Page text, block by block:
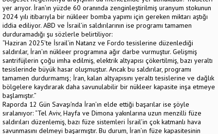
yer arıyor. İran’ın yüzde 60 oranında zenginleştirilmiş uranyum stokunun
2024 yılı itibarıyla bir nükleer bomba yapımı için gereken miktarı aştığı
iddia ediliyor. ABD ve İsrail’in saldırılarının ise programı tamamen
durduramadığı şu sözlerle belirtiliyor:
“Haziran 2025’te İsrail’in Natanz ve Fordo tesislerine düzenlediği
saldırılar, İran’ın nükleer programına ağır darbe vurmuştur. Gelişmiş
santrifüjlerin çoğu imha edilmiş, elektrik altyapısı çökertilmiş, bazı yeraltı
tesislerinde büyük hasar oluşmuştur. Ancak bu saldırılar, programı
tamamen durdurmamış; İran, kalan altyapısını yeraltı tesislerine ve dağlık
bölgelere kaydırarak daha savunulabilir bir nükleer kapasite inşa etmeye
başlamıştır.”
Raporda 12 Gün Savaşı’nda İran’ın elde ettiği başarılar ise şöyle
sıralanıyor: “Tel Aviv, Hayfa ve Dimona yakınlarına uzun menzilli füze
saldırıları düzenlemiş, bazı füze sistemleri İsrail’in çok katmanlı hava
savunmasını delmeyi başarmıştır. Bu durum, İran’ın füze kapasitesinin